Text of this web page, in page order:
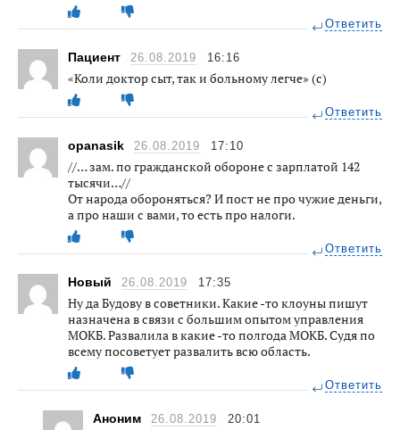
Ответить
Пациент 26.08.2019 16:16
«Коли доктор сыт, так и больному легче» (с)
Ответить
opanasik 26.08.2019 17:10
//… зам. по гражданской обороне с зарплатой 142
тысячи…//
От народа обороняться? И пост не про чужие деньги,
а про наши с вами, то есть про налоги.
Ответить
Новый 26.08.2019 17:35
Ну да Будову в советники. Какие -то клоуны пишут
назначена в связи с большим опытом управления
МОКБ. Развалила в какие -то полгода МОКБ. Судя по
всему посоветует развалить всю область.
Ответить
Аноним 26.08.2019 20:01